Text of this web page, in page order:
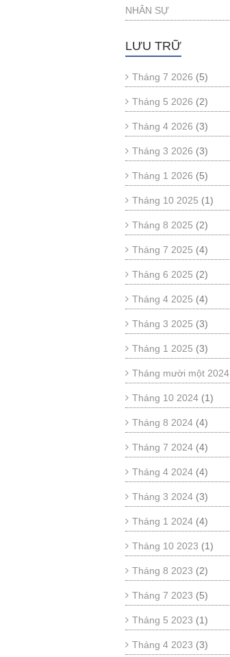
NHÂN SỰ
LƯU TRỮ
Tháng 7 2026 (5)
Tháng 5 2026 (2)
Tháng 4 2026 (3)
Tháng 3 2026 (3)
Tháng 1 2026 (5)
Tháng 10 2025 (1)
Tháng 8 2025 (2)
Tháng 7 2025 (4)
Tháng 6 2025 (2)
Tháng 4 2025 (4)
Tháng 3 2025 (3)
Tháng 1 2025 (3)
Tháng mười một 2024
Tháng 10 2024 (1)
Tháng 8 2024 (4)
Tháng 7 2024 (4)
Tháng 4 2024 (4)
Tháng 3 2024 (3)
Tháng 1 2024 (4)
Tháng 10 2023 (1)
Tháng 8 2023 (2)
Tháng 7 2023 (5)
Tháng 5 2023 (1)
Tháng 4 2023 (3)